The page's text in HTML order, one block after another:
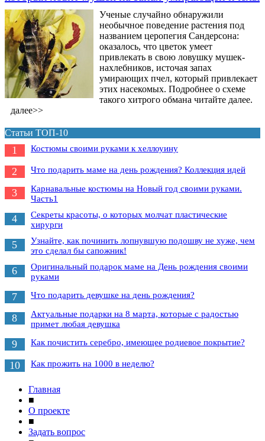
Ученые случайно обнаружили
необычное поведение растения под
названием церопегия Сандерсона:
оказалось, что цветок умеет
привлекать в свою ловушку мушек-
нахлебников, источая запах
умирающих пчел, который привлекает
этих насекомых. Подробнее о схеме
такого хитрого обмана читайте далее.
далее>>
Статьи ТОП-10
1 Костюмы своими руками к хеллоуину
2 Что подарить маме на день рождения? Коллекция идей
3
Карнавальные костюмы на Новый год своими руками.
Часть1
4
Секреты красоты, о которых молчат пластические
хирурги
5
Узнайте, как починить лопнувшую подошву не хуже, чем
это сделал бы сапожник!
6
Оригинальный подарок маме на День рождения своими
руками
7 Что подарить девушке на день рождения?
8
Актуальные подарки на 8 марта, которые с радостью
примет любая девушка
9 Как почистить серебро, имеющее родиевое покрытие?
10 Как прожить на 1000 в неделю?
Главная
■
О проекте
■
Задать вопрос